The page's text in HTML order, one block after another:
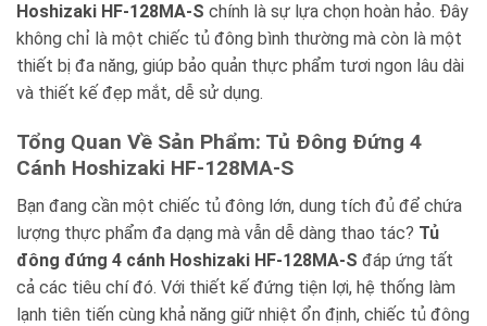
Hoshizaki HF-128MA-S chính là sự lựa chọn hoàn hảo. Đây
không chỉ là một chiếc tủ đông bình thường mà còn là một
thiết bị đa năng, giúp bảo quản thực phẩm tươi ngon lâu dài
và thiết kế đẹp mắt, dễ sử dụng.
Tổng Quan Về Sản Phẩm: Tủ Đông Đứng 4
Cánh Hoshizaki HF-128MA-S
Bạn đang cần một chiếc tủ đông lớn, dung tích đủ để chứa
lượng thực phẩm đa dạng mà vẫn dễ dàng thao tác? Tủ
đông đứng 4 cánh Hoshizaki HF-128MA-S đáp ứng tất
cả các tiêu chí đó. Với thiết kế đứng tiện lợi, hệ thống làm
lạnh tiên tiến cùng khả năng giữ nhiệt ổn định, chiếc tủ đông